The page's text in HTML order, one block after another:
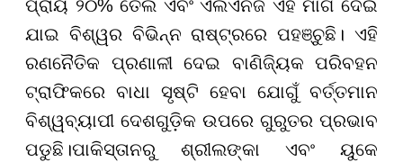
ପ୍ରାୟ ୨୦% ତେଲ ଏବଂ ଏଲଏନଜି ଏହି ମାର୍ଗ ଦେଇ
ଯାଇ ବିଶ୍ୱର ବିଭିନ୍ନ ରାଷ୍ଟ୍ରରେ ପହଞ୍ଚୁଛି। ଏହି
ରଣନୈତିକ ପ୍ରଣାଳୀ ଦେଇ ବାଣିଜ୍ୟିକ ପରିବହନ
ଟ୍ରାଫିକରେ ବାଧା ସୃଷ୍ଟି ହେବା ଯୋଗୁଁ ବର୍ତ୍ତମାନ
ବିଶ୍ୱବ୍ୟାପୀ ଦେଶଗୁଡ଼ିକ ଉପରେ ଗୁରୁତର ପ୍ରଭାବ
ପଡୁଛି।ପାକିସ୍ତାନରୁ ଶ୍ରୀଲଙ୍କା ଏବଂ ୟୁକେ